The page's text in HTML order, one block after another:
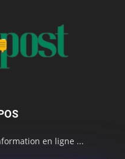
en ligne ...